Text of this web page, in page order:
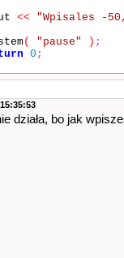
<< "Wpisales -
( "pause" ) ;
0 ;
działa, bo jak